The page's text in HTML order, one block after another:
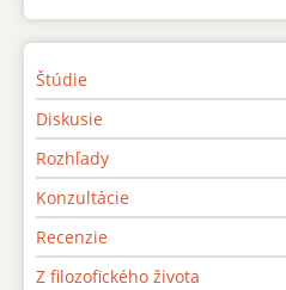
Štúdie
Diskusie
Rozhľady
Konzultácie
Recenzie
Z filozofického života